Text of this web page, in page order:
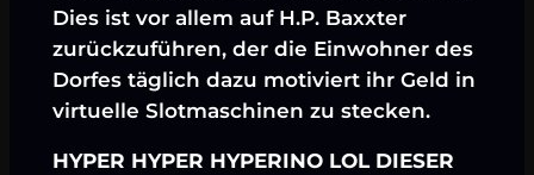
Dies ist vor allem auf H.P. Baxxter
zurückzuführen, der die Einwohner des
Dorfes täglich dazu motiviert ihr Geld in
virtuelle Slotmaschinen zu stecken.
HYPER HYPER HYPERINO LOL DIESER